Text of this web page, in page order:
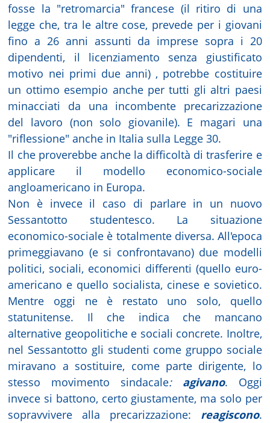
fosse la "retromarcia" francese (il ritiro di una
legge che, tra le altre cose, prevede per i giovani
fino a 26 anni assunti da imprese sopra i 20
dipendenti, il licenziamento senza giustificato
motivo nei primi due anni) , potrebbe costituire
un ottimo esempio anche per tutti gli altri paesi
minacciati da una incombente precarizzazione
del lavoro (non solo giovanile). E magari una
"riflessione" anche in Italia sulla Legge 30.
Il che proverebbe anche la difficoltà di trasferire e
applicare il modello economico-sociale
angloamericano in Europa.
Non è invece il caso di parlare in un nuovo
Sessantotto studentesco. La situazione
economico-sociale è totalmente diversa. All'epoca
primeggiavano (e si confrontavano) due modelli
politici, sociali, economici differenti (quello euro-
americano e quello socialista, cinese e sovietico.
Mentre oggi ne è restato uno solo, quello
statunitense. Il che indica che mancano
alternative geopolitiche e sociali concrete. Inoltre,
nel Sessantotto gli studenti come gruppo sociale
miravano a sostituire, come parte dirigente, lo
stesso movimento sindacale: agivano. Oggi
invece si battono, certo giustamente, ma solo per
sopravvivere alla precarizzazione: reagiscono.